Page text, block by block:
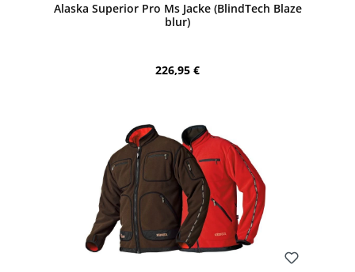
Alaska Superior Pro Ms Jacke (BlindTech Blaze
blur)
Regulärer Preis:
226,95 €